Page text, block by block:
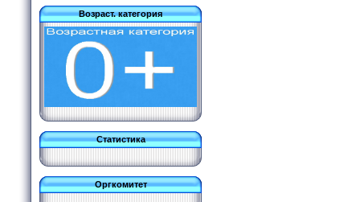
Возраст. категория
Статистика
Оргкомитет